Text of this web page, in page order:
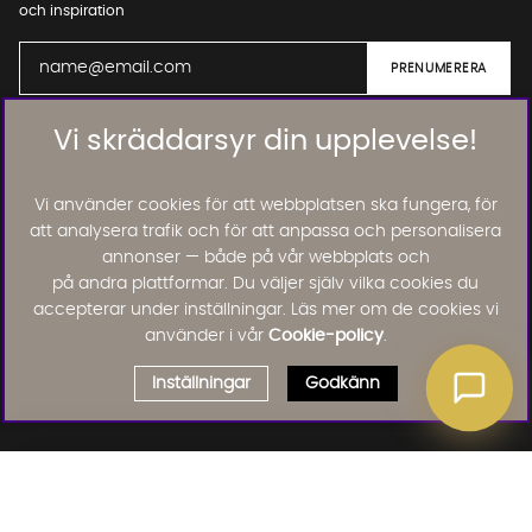
Vi skräddarsyr din upplevelse!
Vi använder cookies för att webbplatsen ska fungera, för
att analysera trafik och för att anpassa och personalisera
annonser — både på vår webbplats och
på andra plattformar. Du väljer själv vilka cookies du
accepterar under inställningar. Läs mer om de cookies vi
använder i vår Cookie-policy.
Inställningar Godkänn
och inspiration
01. INFORMATION
02. BRA ATT VETA
Läs och lämna kundomdömen: